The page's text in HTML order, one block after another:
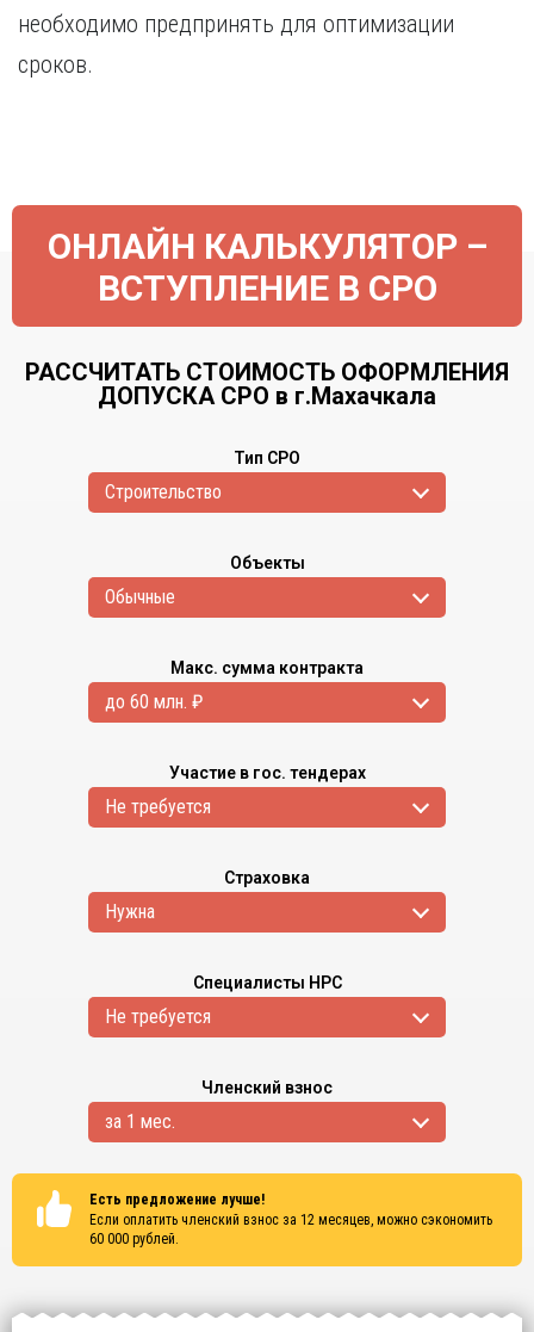
необходимо предпринять для оптимизации
сроков.
ОНЛАЙН КАЛЬКУЛЯТОР –
ВСТУПЛЕНИЕ В СРО
РАССЧИТАТЬ СТОИМОСТЬ ОФОРМЛЕНИЯ
ДОПУСКА СРО в г.Махачкала
Тип СРО
Cтроительство
Объекты
Обычные
Макс. сумма контракта
до 60 млн. ₽
Участие в гос. тендерах
Не требуется
Страховка
Нужна
Специалисты НРС
Не требуется
Членский взнос
за 1 мес.
Есть предложение лучше!
Если оплатить членский взнос за 12 месяцев, можно сэкономить
60 000 рублей.
Сертификаты